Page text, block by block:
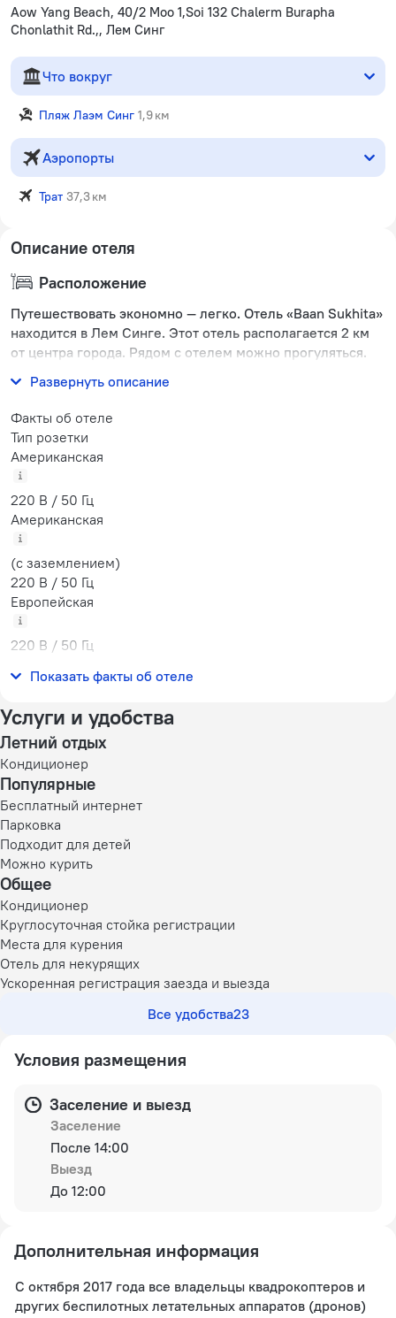
Aow Yang Beach, 40/2 Moo 1,Soi 132 Chalerm Burapha
Chonlathit Rd.,, Лем Синг
Что вокруг
Пляж Лаэм Синг 1,9 км
Аэропорты
Трат 37,3 км
Описание отеля
Расположение
Путешествовать экономно — легко. Отель «Baan Sukhita»
находится в Лем Синге. Этот отель располагается 2 км
от центра города. Рядом с отелем можно прогуляться.
Развернуть описание
Факты об отеле
Тип розетки
Американская
220 В / 50 Гц
Американская
(с заземлением)
220 В / 50 Гц
Европейская
220 В / 50 Гц
5 номеров
Показать факты об отеле
Услуги и удобства
Летний отдых
Кондиционер
Популярные
Бесплатный интернет
Парковка
Подходит для детей
Можно курить
Общее
Кондиционер
Круглосуточная стойка регистрации
Места для курения
Отель для некурящих
Ускоренная регистрация заезда и выезда
Все удобства23
Условия размещения
Заселение и выезд
Заселение
После 14:00
Выезд
До 12:00
Дополнительная информация
С октября 2017 года все владельцы квадрокоптеров и
других беспилотных летательных аппаратов (дронов)